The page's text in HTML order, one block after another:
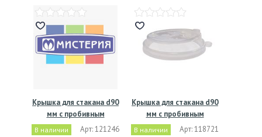
Крышка для стакана d90
мм с пробивным
слотом…
В наличии Арт: 121246
Крышка для стакана d90
мм с пробивным
слотом…
В наличии Арт: 118721